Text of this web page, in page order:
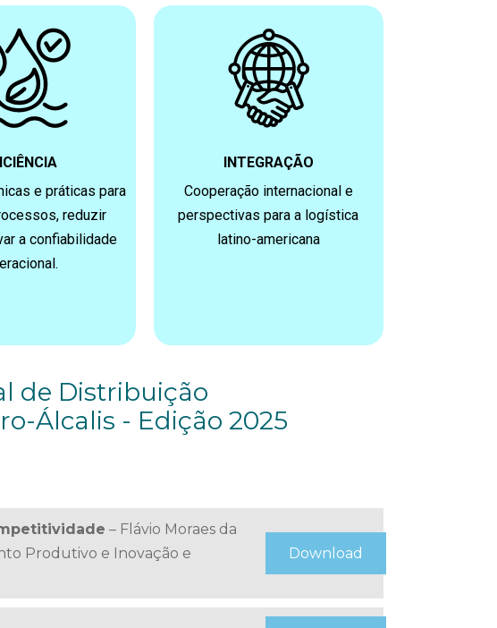
e práticas para
reduzir
a confiabilidade
INTEGRAÇÃO
Cooperação internacional e
perspectivas para a logística
latino-americana
de Distribuição
Álcalis - Edição 2025
– Flávio Moraes da
Produtivo e Inovação e
Download